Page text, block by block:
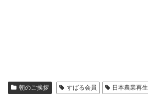
朝のご挨拶 すばる会員 日本農業再生